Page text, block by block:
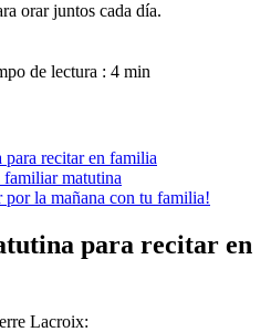
orar juntos cada día.
de lectura : 4 min
recitar en familia
familiar matutina
por la mañana con tu familia!
para recitar en
Lacroix: